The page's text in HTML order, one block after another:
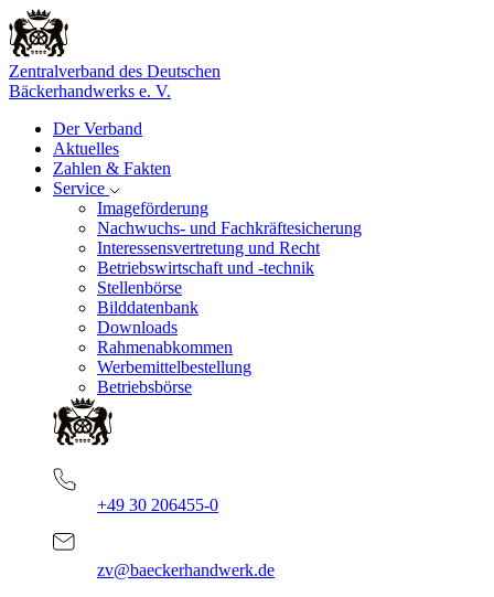
Zentralverband des Deutschen
Bäckerhandwerks e. V.
Der Verband
Aktuelles
Zahlen & Fakten
Service
Imageförderung
Nachwuchs- und Fachkräftesicherung
Interessensvertretung und Recht
Betriebswirtschaft und -technik
Stellenbörse
Bilddatenbank
Downloads
Rahmenabkommen
Werbemittelbestellung
Betriebsbörse
+49 30 206455-0
zv@baeckerhandwerk.de